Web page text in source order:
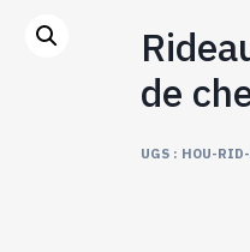
de
UGS : HOU-